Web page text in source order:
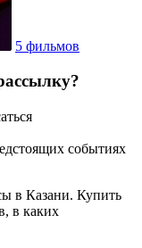
5 фильмов
событиях
в Казани. Купить
в каких